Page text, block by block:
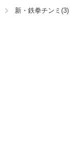
新・鉄拳チンミ(3)